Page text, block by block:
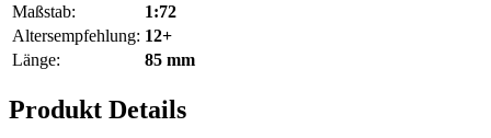
Maßstab:
1:72
Altersempfehlung: 12+
Länge:
85 mm
Produkt Details